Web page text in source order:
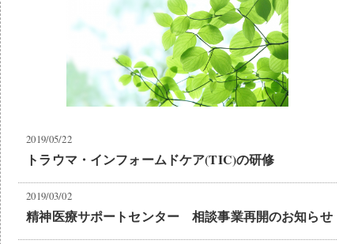
2019/05/22
トラウマ・インフォームドケア(TIC)の研修
2019/03/02
精神医療サポートセンター 相談事業再開のお知らせ